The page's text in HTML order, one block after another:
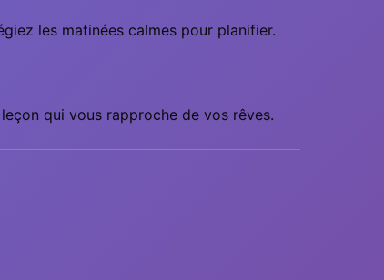
les matinées calmes pour planifier.
qui vous rapproche de vos rêves.